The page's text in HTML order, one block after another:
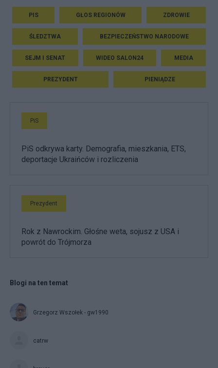
PIS GŁOS REGIONÓW ZDROWIE
ŚLEDZTWA BEZPIECZEŃSTWO NARODOWE
SEJM I SENAT WIDEO SALON24 MEDIA
PREZYDENT PIENIĄDZE
PiS
PiS odkrywa karty. Demografia, mieszkania, ETS,
deportacje Ukraińców i rozliczenia
Prezydent
Rok z Nawrockim. Głośne weta, sojusz z USA i
powrót do Trójmorza
Blogi na ten temat
Grzegorz Wszołek - gw1990
catrw